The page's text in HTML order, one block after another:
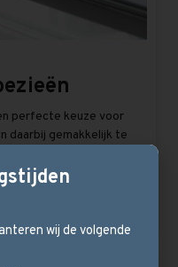
perfecte keuze voor
daarbij gemakkelijk te
wij de volgende